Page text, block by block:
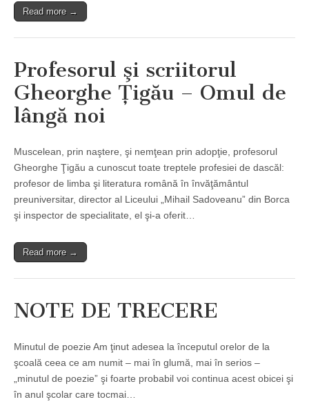
Read more →
Profesorul şi scriitorul
Gheorghe Ţigău – Omul de
lângă noi
Muscelean, prin naştere, şi nemţean prin adopţie, profesorul
Gheorghe Ţigău a cunoscut toate treptele profesiei de dascăl:
profesor de limba şi literatura română în învăţământul
preuniversitar, director al Liceului „Mihail Sadoveanu” din Borca
şi inspector de specialitate, el şi-a oferit…
Read more →
NOTE DE TRECERE
Minutul de poezie Am ţinut adesea la începutul orelor de la
şcoală ceea ce am numit – mai în glumă, mai în serios –
„minutul de poezie” şi foarte probabil voi continua acest obicei şi
în anul şcolar care tocmai…